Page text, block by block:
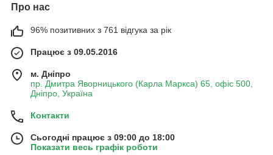
Про нас
96% позитивних з 761 відгука за рік
Працює з 09.05.2016
м. Дніпро
пр. Дмитра Яворницького (Карла Маркса) 65, офіс 500,
Дніпро, Україна
Контакти
Сьогодні працює з 09:00 до 18:00
Показати весь графік роботи